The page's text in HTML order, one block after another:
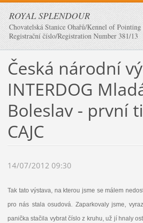
ROYAL SPLENDOUR
Chovatelská Stanice Ohařů/Kennel of Pointing
Registrační číslo/Registration Number 381/13
Česká národní
INTERDOG
Boleslav - první
CAJC
14/07/2012 09:30
Tak tato výstava, na kterou jsme se málem
pro nás stala osudová. Zaparkovaly jsme,
panička stačila vybrat číslo z kruhu, už jí hnaly